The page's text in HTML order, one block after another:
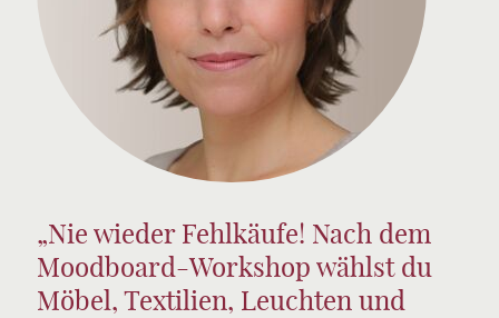
„Nie wieder Fehlkäufe! Nach dem
Moodboard-Workshop wählst du
Möbel, Textilien, Leuchten und